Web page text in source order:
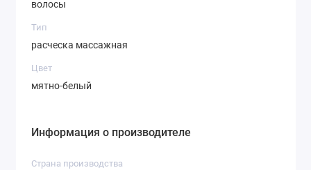
волосы
Тип
расческа массажная
Цвет
мятно-белый
Информация о производителе
Страна производства